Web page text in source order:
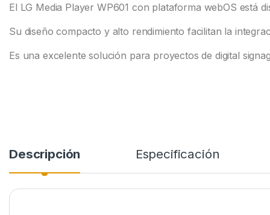
El LG Media Player WP601 con plataforma webOS está
Su diseño compacto y alto rendimiento facilitan la
Es una excelente solución para proyectos de digital
Descripción Especificación